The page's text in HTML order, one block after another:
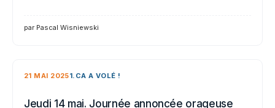
par Pascal Wisniewski
21 MAI 20251.CA A VOLÉ !
Jeudi 14 mai. Journée annoncée orageuse